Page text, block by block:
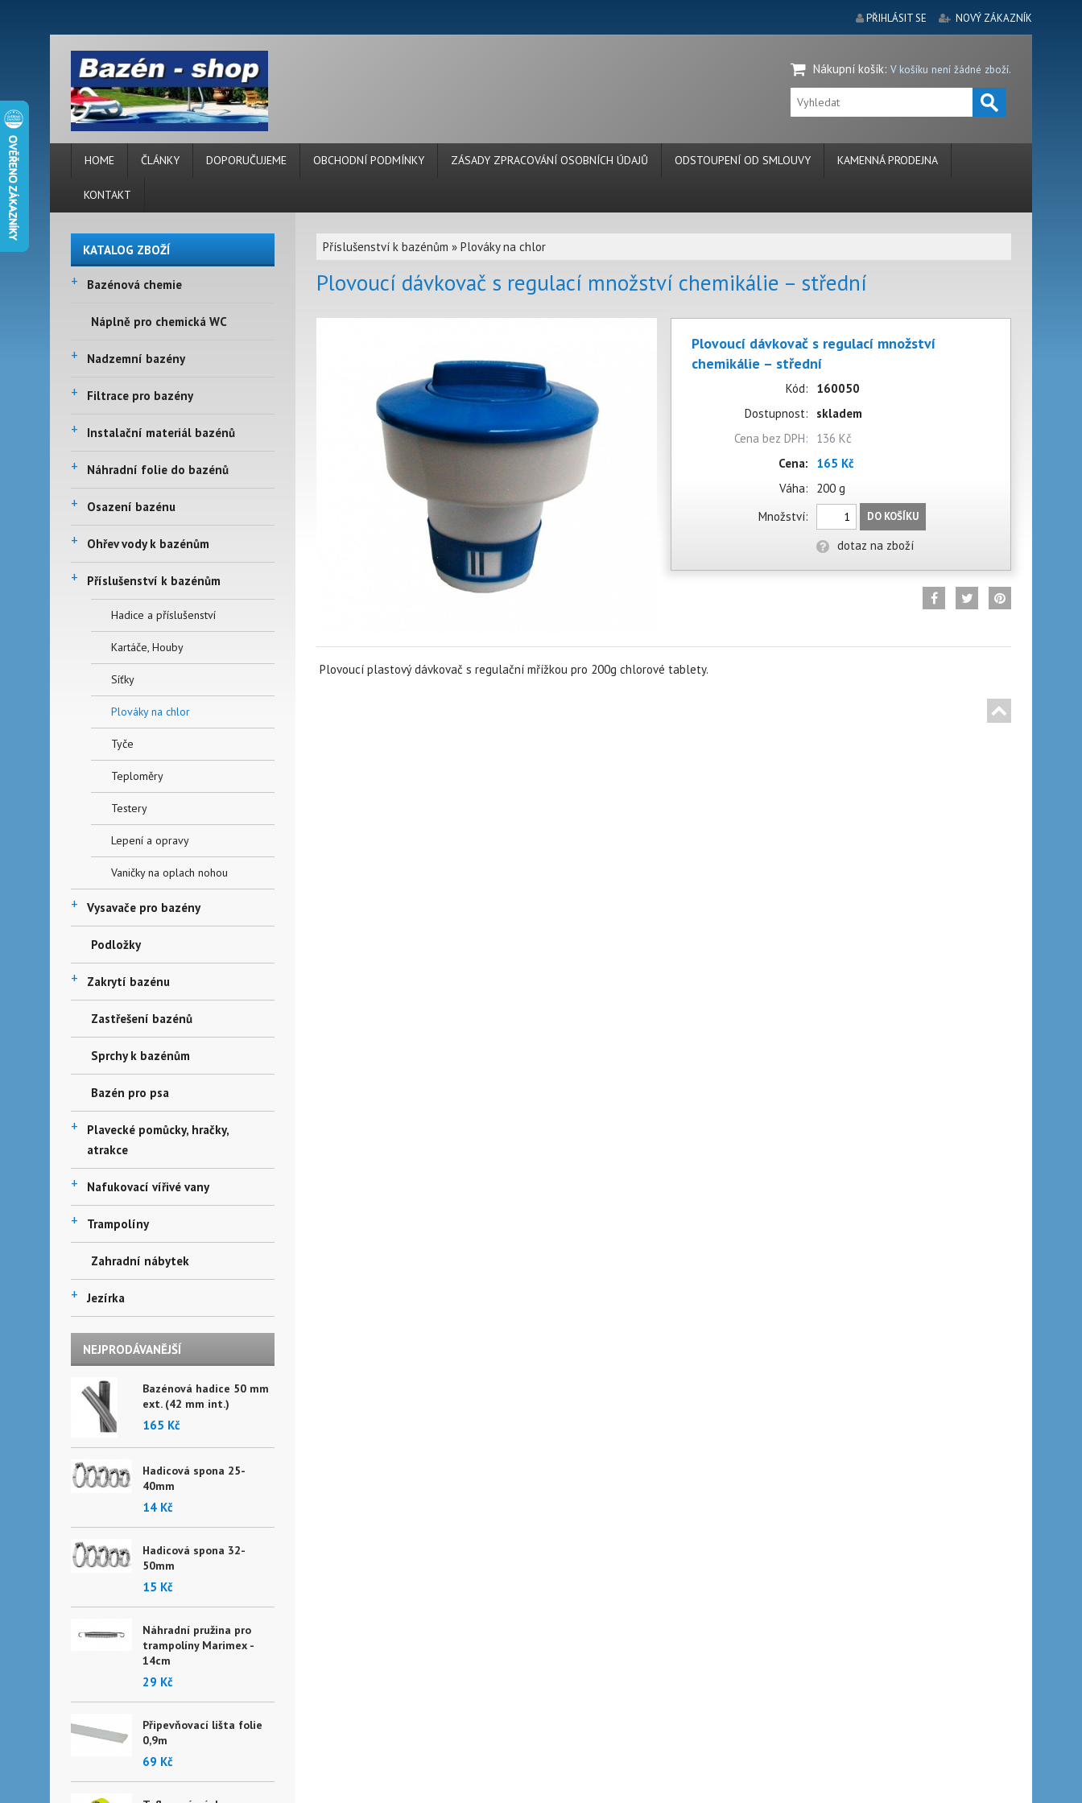
PŘIHLÁSIT SE NOVÝ ZÁKAZNÍK
Nákupní košík: V košíku není žádné zboží.
HOME ČLÁNKY DOPORUČUJEME OBCHODNÍ PODMÍNKY ZÁSADY ZPRACOVÁNÍ OSOBNÍCH ÚDAJŮ ODSTOUPENÍ OD SMLOUVY KAMENNÁ PRODEJNA
KONTAKT
KATALOG ZBOŽÍ
+ Bazénová chemie
Náplně pro chemická WC
+ Nadzemní bazény
+ Filtrace pro bazény
+ Instalační materiál bazénů
+ Náhradní folie do bazénů
+ Osazení bazénu
+ Ohřev vody k bazénům
+ Příslušenství k bazénům
Hadice a příslušenství
Kartáče, Houby
Síťky
Plováky na chlor
Tyče
Teploměry
Testery
Lepení a opravy
Vaničky na oplach nohou
+ Vysavače pro bazény
Podložky
+ Zakrytí bazénu
Zastřešení bazénů
Sprchy k bazénům
Bazén pro psa
+
Plavecké pomůcky, hračky,
atrakce
+ Nafukovací vířivé vany
+ Trampolíny
Zahradní nábytek
+ Jezírka
NEJPRODÁVANĚJŠÍ
Bazénová hadice 50 mm
ext. (42 mm int.)
165 Kč
Hadicová spona 25-
40mm
14 Kč
Hadicová spona 32-
50mm
15 Kč
Náhradní pružina pro
trampolíny Marimex -
14cm
29 Kč
Připevňovací lišta folie
0,9m
69 Kč
Příslušenství k bazénům » Plováky na chlor
Plovoucí dávkovač s regulací množství chemikálie – střední
Plovoucí dávkovač s regulací množství
chemikálie – střední
Kód:
160050
Dostupnost:
skladem
Cena bez DPH:
136 Kč
Cena:
165 Kč
Váha:
200 g
Množství:
DO KOŠÍKU
dotaz na zboží
Plovoucí plastový dávkovač s regulační mřížkou pro 200g chlorové tablety.